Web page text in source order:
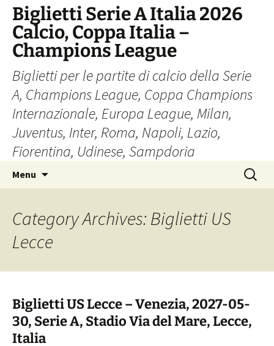
Skip
content
Biglietti Serie A Italia 2026
Calcio, Coppa Italia –
Champions League
Biglietti per le partite di calcio della Serie
A, Champions League, Coppa Champions
Internazionale, Europa League, Milan,
Juventus, Inter, Roma, Napoli, Lazio,
Fiorentina, Udinese, Sampdoria
Menu
Search
for:
Category Archives: Biglietti US
Lecce
Biglietti US Lecce – Venezia, 2027-05-
30, Serie A, Stadio Via del Mare, Lecce,
Italia